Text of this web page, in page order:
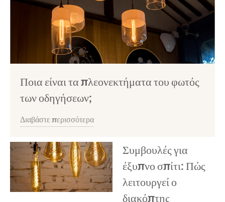
Ποια είναι τα πλεονεκτήματα του φωτός
των οδηγήσεων;
Διαβάστε περισσότερα
Συμβουλές για
έξυπνο σπίτι: Πώς
λειτουργεί ο
διακόπτης